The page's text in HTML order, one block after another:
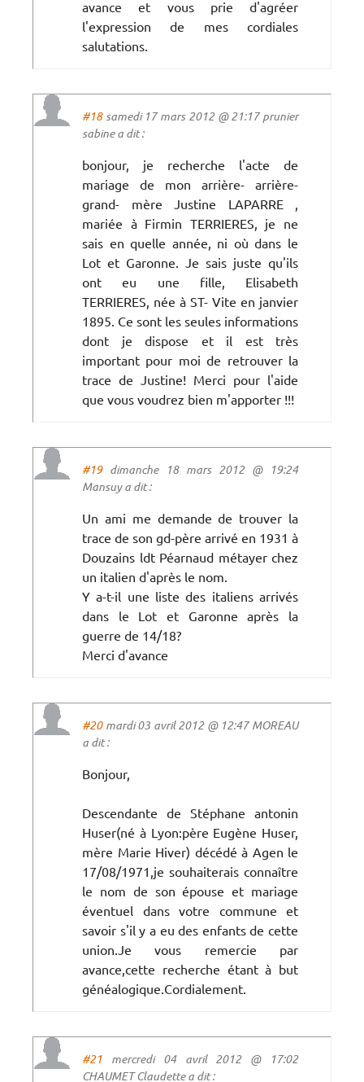
avance et vous prie d'agréer
l'expression de mes cordiales
salutations.
#18samedi 17 mars 2012 @ 21:17 prunier
sabine a dit :
bonjour, je recherche l'acte de
mariage de mon arrière- arrière-
grand- mère Justine LAPARRE ,
mariée à Firmin TERRIERES, je ne
sais en quelle année, ni où dans le
Lot et Garonne. Je sais juste qu'ils
ont eu une fille, Elisabeth
TERRIERES, née à ST- Vite en janvier
1895. Ce sont les seules informations
dont je dispose et il est très
important pour moi de retrouver la
trace de Justine! Merci pour l'aide
que vous voudrez bien m'apporter !!!
#19dimanche 18 mars 2012 @ 19:24
Mansuy a dit :
Un ami me demande de trouver la
trace de son gd-père arrivé en 1931 à
Douzains ldt Péarnaud métayer chez
un italien d'après le nom.
Y a-t-il une liste des italiens arrivés
dans le Lot et Garonne après la
guerre de 14/18?
Merci d'avance
#20mardi 03 avril 2012 @ 12:47 MOREAU
a dit :
Bonjour,
Descendante de Stéphane antonin
Huser(né à Lyon:père Eugène Huser,
mère Marie Hiver) décédé à Agen le
17/08/1971,je souhaiterais connaître
le nom de son épouse et mariage
éventuel dans votre commune et
savoir s'il y a eu des enfants de cette
union.Je vous remercie par
avance,cette recherche étant à but
généalogique.Cordialement.
#21 mercredi 04 avril 2012 @ 17:02
CHAUMET Claudette a dit :